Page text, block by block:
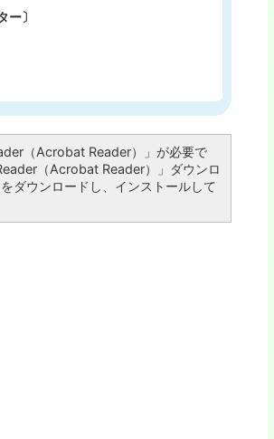
〕
（Acrobat Reader）」が必要で
（Acrobat Reader）」ダウンロ
ダウンロードし、インストールして